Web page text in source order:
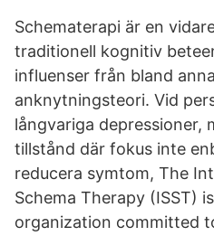
Schematerapi är en
traditionell kognitiv
influenser från bland
anknytningsteori. Vid
långvariga depressioner,
tillstånd där fokus inte
reducera symtom, The
Schema Therapy (ISST)
organization committed